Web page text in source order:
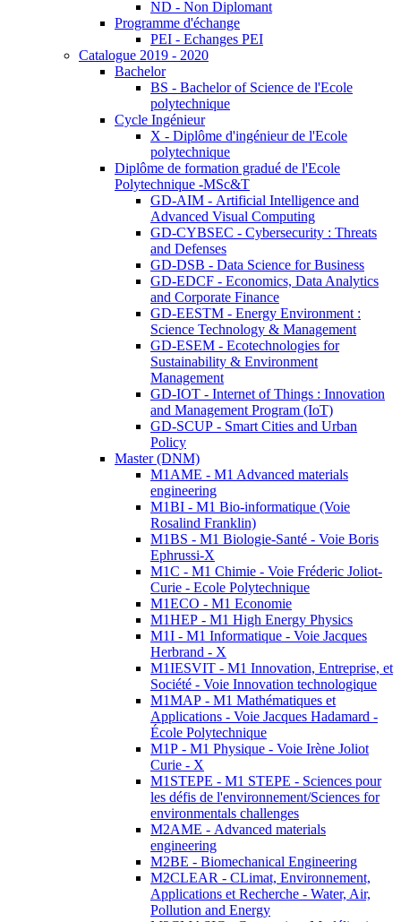
ND - Non Diplomant
Programme d'échange
PEI - Echanges PEI
Catalogue 2019 - 2020
Bachelor
BS - Bachelor of Science de l'Ecole
polytechnique
Cycle Ingénieur
X - Diplôme d'ingénieur de l'Ecole
polytechnique
Diplôme de formation gradué de l'Ecole
Polytechnique -MSc&T
GD-AIM - Artificial Intelligence and
Advanced Visual Computing
GD-CYBSEC - Cybersecurity : Threats
and Defenses
GD-DSB - Data Science for Business
GD-EDCF - Economics, Data Analytics
and Corporate Finance
GD-EESTM - Energy Environment :
Science Technology & Management
GD-ESEM - Ecotechnologies for
Sustainability & Environment
Management
GD-IOT - Internet of Things : Innovation
and Management Program (IoT)
GD-SCUP - Smart Cities and Urban
Policy
Master (DNM)
M1AME - M1 Advanced materials
engineering
M1BI - M1 Bio-informatique (Voie
Rosalind Franklin)
M1BS - M1 Biologie-Santé - Voie Boris
Ephrussi-X
M1C - M1 Chimie - Voie Fréderic Joliot-
Curie - Ecole Polytechnique
M1ECO - M1 Economie
M1HEP - M1 High Energy Physics
M1I - M1 Informatique - Voie Jacques
Herbrand - X
M1IESVIT - M1 Innovation, Entreprise, et
Société - Voie Innovation technologique
M1MAP - M1 Mathématiques et
Applications - Voie Jacques Hadamard -
École Polytechnique
M1P - M1 Physique - Voie Irène Joliot
Curie - X
M1STEPE - M1 STEPE - Sciences pour
les défis de l'environnement/Sciences for
environmentals challenges
M2AME - Advanced materials
engineering
M2BE - Biomechanical Engineering
M2CLEAR - CLimat, Environnement,
Applications et Recherche - Water, Air,
Pollution and Energy